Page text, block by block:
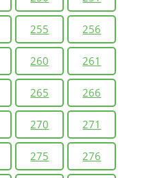
255 256
260 261
265 266
270 271
275 276